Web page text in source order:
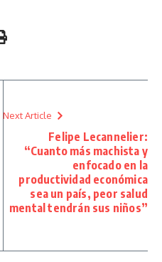
Next Article
Felipe Lecannelier:
“Cuanto más machista y
enfocado en la
productividad económica
sea un país, peor salud
mental tendrán sus niños”